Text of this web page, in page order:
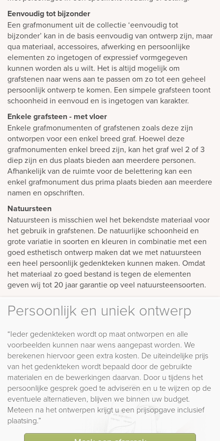
Eenvoudig tot bijzonder
Een grafmonument uit de collectie ‘eenvoudig tot
bijzonder’ kan in de basis eenvoudig van ontwerp zijn, maar
qua materiaal, accessoires, afwerking en persoonlijke
elementen zo ingetogen of expressief vormgegeven
kunnen worden als u wilt. Het is altijd mogelijk om
grafstenen naar wens aan te passen om zo tot een geheel
persoonlijk ontwerp te komen. Een simpele grafsteen toont
schoonheid in eenvoud en is ingetogen van karakter.
Enkele grafsteen - met vloer
Enkele grafmonumenten of grafstenen zoals deze zijn
ontworpen voor een enkel breed graf. Hoewel deze
grafmonumenten enkel breed zijn, kan het graf wel 2 of 3
diep zijn en dus plaats bieden aan meerdere personen.
Afhankelijk van de ruimte voor de belettering kan een
enkel grafmonument dus prima plaats bieden aan meerdere
namen en opschriften.
Natuursteen
Natuursteen is misschien wel het bekendste materiaal voor
het gebruik in grafstenen. De natuurlijke schoonheid en
grote variatie in soorten en kleuren in combinatie met een
goed esthetisch ontwerp maken dat we met natuursteen
een heel persoonlijk gedenkteken kunnen maken. Omdat
het materiaal zo goed bestand is tegen de elementen
geven wij tot 20 jaar garantie op veel natuursteensoorten.
Persoonlijk en uniek ontwerp
“Ieder gedenkteken wordt op maat ontworpen en alle
voorbeelden kunnen naar wens aangepast worden. We
berekenen hiervoor geen extra kosten. De uiteindelijke prijs
van het gedenkteken wordt bepaald door de gebruikte
materialen en de bewerkingen daarvan. Door u tijdens het
persoonlijke gesprek goed te adviseren en u te wijzen op de
eventuele alternatieven, blijven we binnen uw budget.
Meteen na het ontwerpen krijgt u een prijsopgave inclusief
plaatsing.”